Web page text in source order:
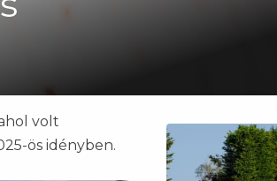
volt
ös idényben.